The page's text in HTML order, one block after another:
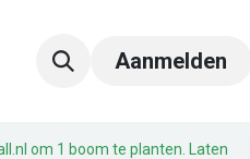
Aanmelden
om 1 boom te planten. Laten